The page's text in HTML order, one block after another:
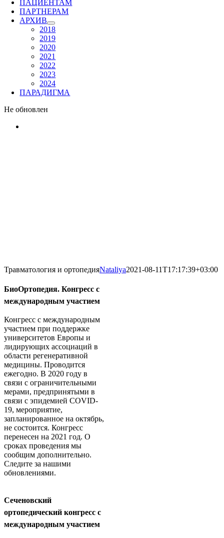
ПАЦИЕНТАМ
ПАРТНЕРАМ
АРХИВ
2018
2019
2020
2021
2022
2023
2024
ПАРАДИГМА
Не обновлен
Травматология и ортопедияNataliya2021-08-11T17:17:39+03:00
БиоОртопедия. Конгресс с
международным участием
Конгресс с международным
участием при поддержке
университетов Европы и
лидирующих ассоциаций в
области регенеративной
медицины. Проводится
ежегодно. В 2020 году в
связи с ограничительными
мерами, предпринятыми в
связи с эпидемией COVID-
19, мероприятие,
запланированное на октябрь,
не состоится. Конгресс
перенесен на 2021 год. О
сроках проведения мы
сообщим дополнительно.
Следите за нашими
обновлениями.
Сеченовский
ортопедический конгресс с
международным участием